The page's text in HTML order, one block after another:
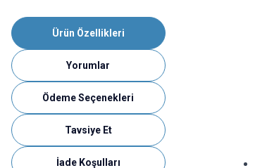
Ürün Özellikleri
Yorumlar
Ödeme Seçenekleri
Tavsiye Et
İade Koşulları